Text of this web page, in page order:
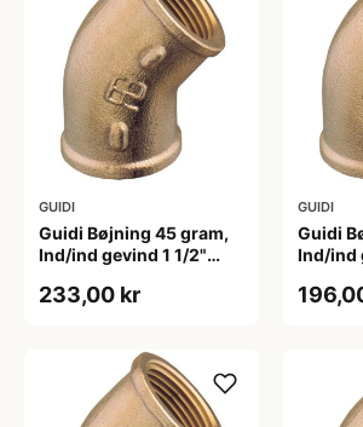
GUIDI
Guidi Bøjning 45 gram,
Ind/ind gevind 1 1/2"
233,00 kr
GUIDI
Guidi
Ind/ind